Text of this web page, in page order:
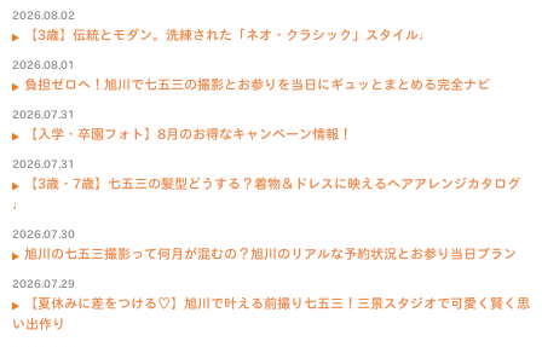
2026.08.02
【3歳】伝統とモダン。洗練された「ネオ・クラシック」スタイル♩
2026.08.01
負担ゼロへ！旭川で七五三の撮影とお参りを当日にギュッとまとめる完全ナビ
2026.07.31
【入学・卒園フォト】8月のお得なキャンペーン情報！
2026.07.31
【3歳・7歳】七五三の髪型どうする？着物＆ドレスに映えるヘアアレンジカタログ
♩
2026.07.30
旭川の七五三撮影って何月が混むの？旭川のリアルな予約状況とお参り当日プラン
2026.07.29
【夏休みに差をつける♡】旭川で叶える前撮り七五三！三景スタジオで可愛く賢く思
い出作り